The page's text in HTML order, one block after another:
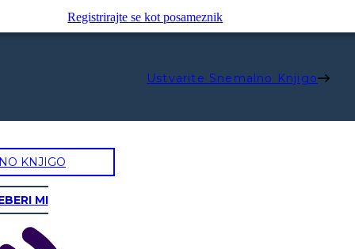
Registrirajte se kot posameznik
Ustvarite Snemalno Knjigo
KNJIGO
MI